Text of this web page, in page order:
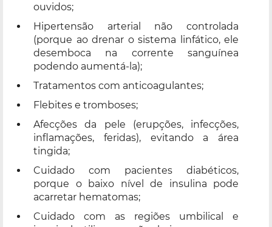
ouvidos;
Hipertensão arterial não controlada
(porque ao drenar o sistema linfático, ele
desemboca na corrente sanguínea
podendo aumentá-la);
Tratamentos com anticoagulantes;
Flebites e tromboses;
Afecções da pele (erupções, infecções,
inflamações, feridas), evitando a área
tingida;
Cuidado com pacientes diabéticos,
porque o baixo nível de insulina pode
acarretar hematomas;
Cuidado com as regiões umbilical e